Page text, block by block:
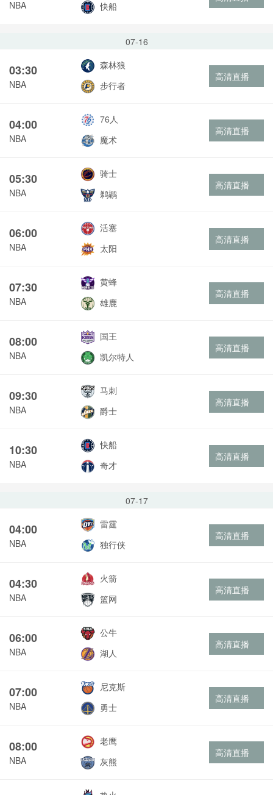
NBA
快船
07-16
03:30
NBA
森林狼
步行者
高清直播
04:00
NBA
76人
魔术
高清直播
05:30
NBA
骑士
鹈鹕
高清直播
06:00
NBA
活塞
太阳
高清直播
07:30
NBA
黄蜂
雄鹿
高清直播
08:00
NBA
国王
凯尔特人
高清直播
09:30
NBA
马刺
爵士
高清直播
10:30
NBA
快船
奇才
高清直播
07-17
04:00
NBA
雷霆
独行侠
高清直播
04:30
NBA
火箭
篮网
高清直播
06:00
NBA
公牛
湖人
高清直播
07:00
NBA
尼克斯
勇士
高清直播
08:00
NBA
老鹰
灰熊
高清直播